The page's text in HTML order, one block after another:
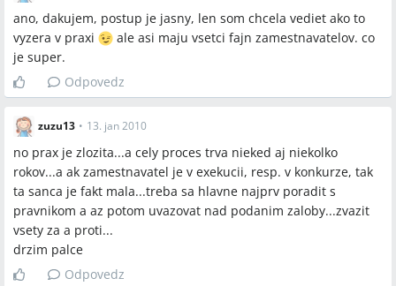
ano, dakujem, postup je jasny, len som chcela vediet ako to
vyzera v praxi
ale asi maju vsetci fajn zamestnavatelov. co
je super.
Odpovedz
zuzu13 • 13. jan 2010
no prax je zlozita...a cely proces trva nieked aj niekolko
rokov...a ak zamestnavatel je v exekucii, resp. v konkurze, tak
ta sanca je fakt mala...treba sa hlavne najprv poradit s
pravnikom a az potom uvazovat nad podanim zaloby...zvazit
vsety za a proti...
drzim palce
Odpovedz